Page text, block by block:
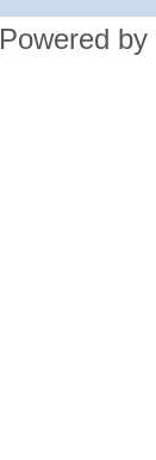
Powered by